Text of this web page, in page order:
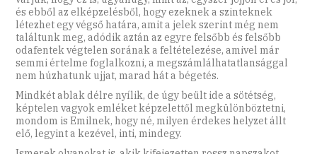
és ebből az elképzelésből, hogy ezeknek a szinteknek
létezhet egy végső határa, amit a jelek szerint még nem
találtunk meg, adódik aztán az egyre felsőbb és felsőbb
odafentek végtelen sorának a feltételezése, amivel már
semmi értelme foglalkozni, a megszámlálhatatlansággal
nem húzhatunk ujjat, marad hát a bégetés.
Mindkét ablak délre nyílik, de úgy beült ide a sötétség,
képtelen vagyok emléket képzelettől megkülönböztetni,
mondom is Emilnek, hogy né, milyen érdekes helyzet állt
elő, legyint a kezével, inti, mindegy.